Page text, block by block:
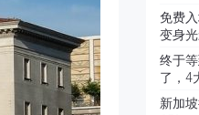
免费
变身
终于
了，4
新加